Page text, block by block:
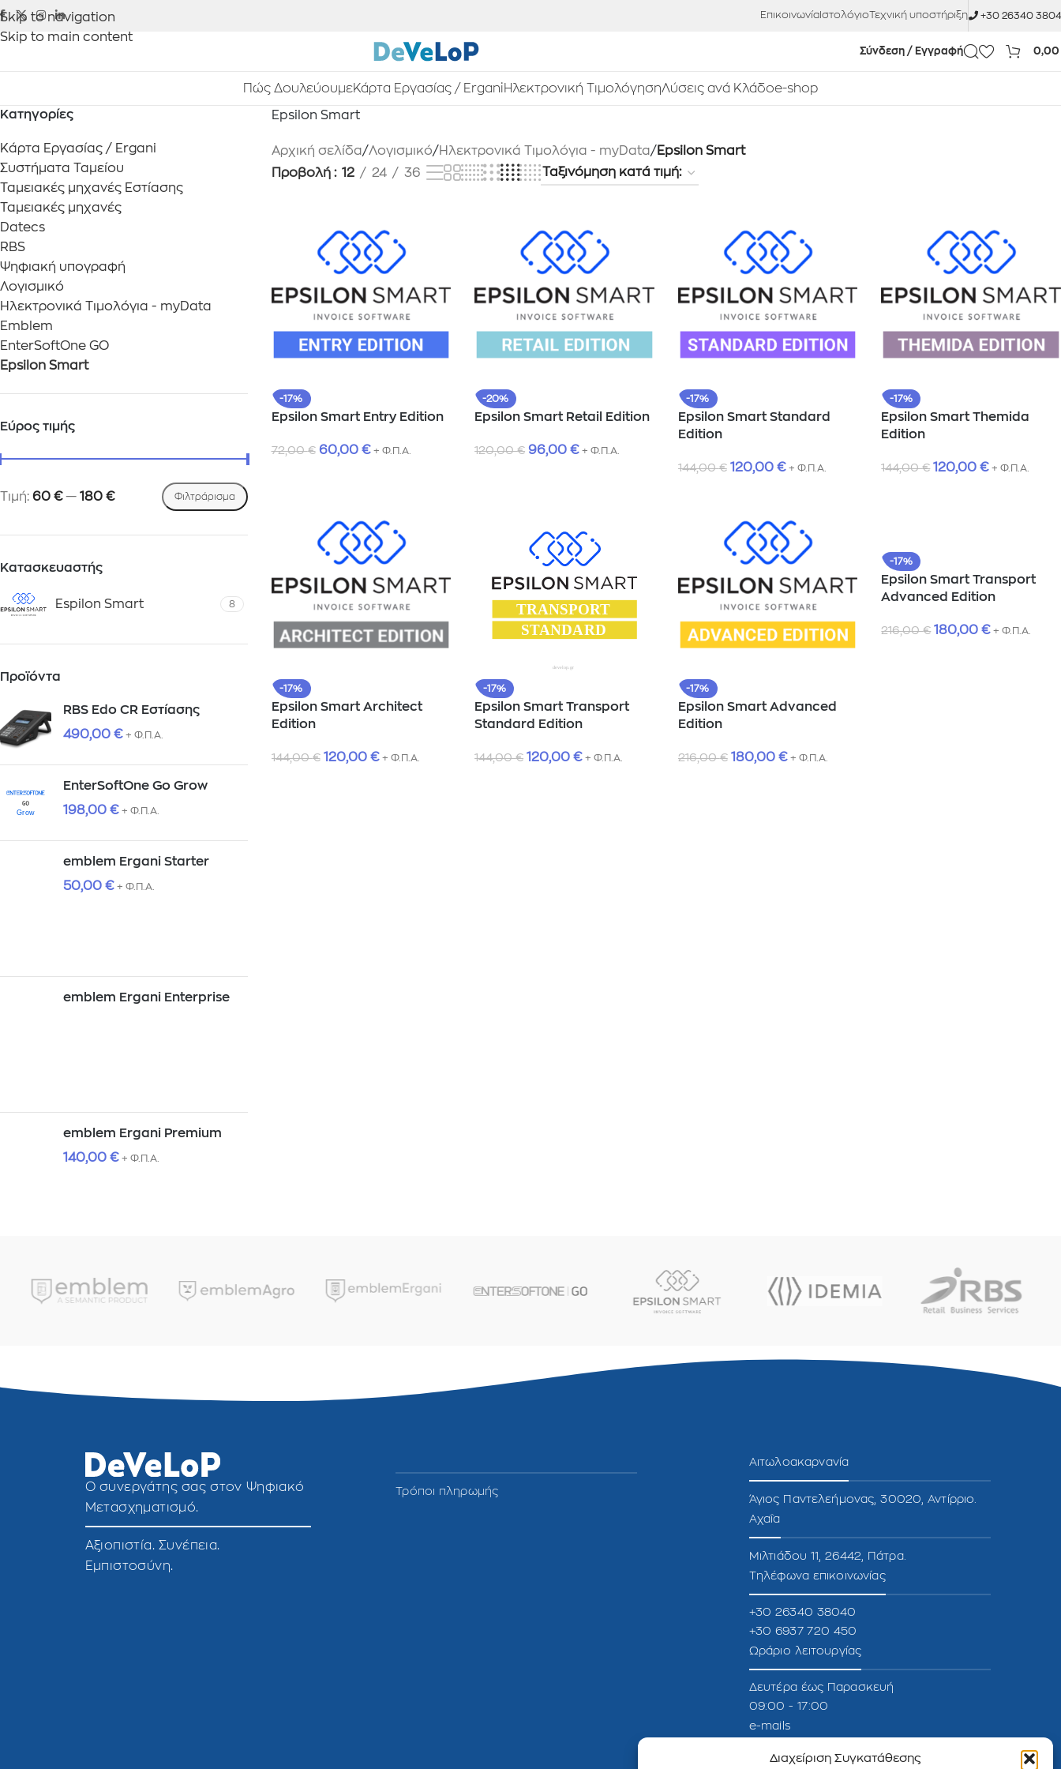
Διαχείριση Συγκατάθεσης
Skip to navigation
Skip to main content
Επικοινωνία ΙστολόγιοΤεχνική υποστήριξη +30 26340
Σύνδεση / Εγγραφή 0,00
Πώς ΔουλεύουμεΚάρτα Εργασίας / ErganiΗλεκτρονική ΤιμολόγησηΛύσεις ανά Κλάδοe-shop
Κατηγορίες
Κάρτα Εργασίας / Ergani
Συστήματα Ταμείου
Ταμειακές μηχανές Εστίασης
Ταμειακές μηχανές
Datecs
RBS
Ψηφιακή υπογραφή
Λογισμικό
Ηλεκτρονικά Τιμολόγια - myData
Emblem
EnterSoftOne GO
Epsilon Smart
Εύρος τιμής
Φιλτράρισμα
Τιμή: 60 €— 180 €
Κατασκευαστής
Espilon Smart 8
Προϊόντα
RBS Edo CR Εστίασης
490,00 € + Φ.Π.Α.
EnterSoftOne Go Grow
198,00 € + Φ.Π.Α.
emblem Ergani Starter
50,00 € + Φ.Π.Α.
emblem Ergani Enterprise
emblem Ergani Premium
140,00 € + Φ.Π.Α.
Epsilon Smart
Αρχική σελίδα/Λογισμικό/Ηλεκτρονικά Τιμολόγια - myData/ Epsilon Smart
Προβολή
12 24 36
-17%
Epsilon Smart Entry Edition
72,00€ 60,00 € + Φ.Π.Α.
-20%
Epsilon Smart Retail Edition
120,00€ 96,00€ + Φ.Π.Α.
-17%
Epsilon Smart Standard
Edition
144,00€ 120,00 € + Φ.Π.Α.
-17%
Epsilon Smart Themida
Edition
144,00€ 120,00€ + Φ.Π.Α.
-17%
Epsilon Smart Architect
Edition
144,00€ 120,00 € + Φ.Π.Α.
-17%
Epsilon Smart Transport
Standard Edition
144,00€ 120,00€ + Φ.Π.Α.
-17%
Epsilon Smart Advanced
Edition
216,00€ 180,00 € + Φ.Π.Α.
-17%
Epsilon Smart Transport
Advanced Edition
216,00€ 180,00€ + Φ.Π.Α.
O συνεργάτης σας στον Ψηφιακό
Μετασχηματισμό.
Αξιοπιστία. Συνέπεια.
Εμπιστοσύνη.
Τρόποι πληρωμής
Αιτωλοακαρνανία
Άγιος Παντελεήμονας, 30020, Αντίρριο.
Αχαΐα
Μιλτιάδου 11, 26442, Πάτρα.
Τηλέφωνα επικοινωνίας
+30 26340 38040
+30 6937 720 450
Ωράριο λειτουργίας
Δευτέρα έως Παρασκευή
09:00 - 17:00
e-mails
Πληροφορίες :info@develop.gr